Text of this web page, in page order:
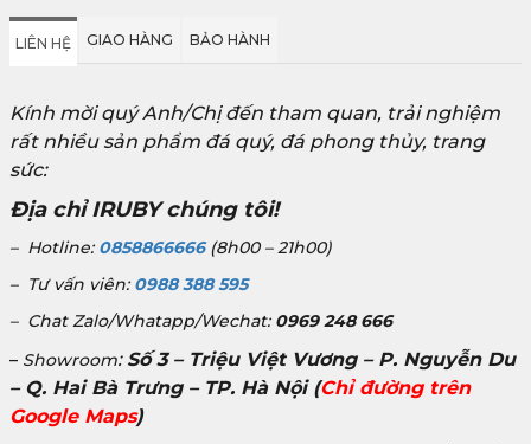
LIÊN HỆ GIAO HÀNG BẢO HÀNH
Kính mời quý Anh/Chị đến tham quan, trải nghiệm
rất nhiều sản phẩm đá quý, đá phong thủy, trang
sức:
Địa chỉ IRUBY chúng tôi!
– Hotline: 0858866666(8h00 – 21h00)
– Tư vấn viên: 0988 388 595
– Chat Zalo/Whatapp/Wechat: 0969 248 666
– Showroom: Số 3 – Triệu Việt Vương – P. Nguyễn Du
– Q. Hai Bà Trưng – TP. Hà Nội(Chỉ đường trên
Google Maps)